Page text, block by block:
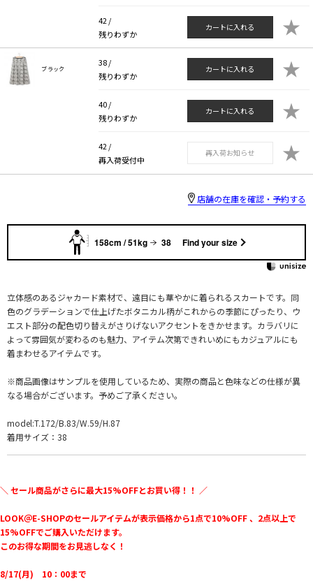
42 /
残りわずか
カートに入れる ★
ブラック
38 /
残りわずか
カートに入れる ★
40 /
残りわずか
カートに入れる ★
42 /
再入荷受付中
再入荷お知らせ ★
店舗の在庫を確認・予約する
158cm / 51kg 38 Find your size
立体感のあるジャカード素材で、遠目にも華やかに着られるスカートです。同
色のグラデーションで仕上げたボタニカル柄がこれからの季節にぴったり、ウ
エスト部分の配色切り替えがさりげないアクセントをきかせます。カラバリに
よって雰囲気が変わるのも魅力、アイテム次第できれいめにもカジュアルにも
着まわせるアイテムです。
※商品画像はサンプルを使用しているため、実際の商品と色味などの仕様が異
なる場合がございます。予めご了承ください。
model:T.172/B.83/W.59/H.87
着用サイズ：38
＼ セール商品がさらに最大15%OFFとお買い得！！ ／
LOOK＠E-SHOPのセールアイテムが表示価格から1点で10%OFF 、2点以上で
15%OFFでご購入いただけます。
このお得な期間をお見逃しなく！
8/17(月) 10：00まで